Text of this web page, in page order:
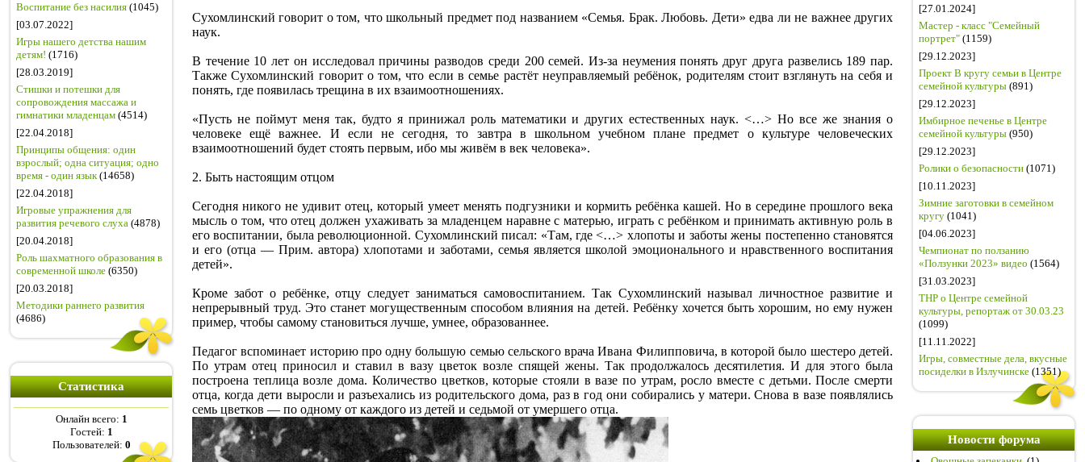
Воспитание без насилия (1045)
[03.07.2022]
Игры нашего детства нашим
детям! (1716)
[28.03.2019]
Стишки и потешки для
сопровождения массажа и
гимнатики младенцам (4514)
[22.04.2018]
Принципы общения: один
взрослый; одна ситуация; одно
время - один язык(14658)
[22.04.2018]
Игровые упражнения для
развития речевого слуха (4878)
[20.04.2018]
Роль шахматного образования в
современной школе (6350)
[20.03.2018]
Методики раннего развития
(4686)
Статистика
Онлайн всего: 1
Гостей: 1
Пользователей: 0
Сухомлинский говорит о том, что школьный предмет под названием «Семья. Брак. Любовь. Дети» едва ли не важнее других
наук.
В течение 10 лет он исследовал причины разводов среди 200 семей. Из-за неумения понять друг друга развелись 189 пар.
Также Сухомлинский говорит о том, что если в семье растёт неуправляемый ребёнок, родителям стоит взглянуть на себя и
понять, где появилась трещина в их взаимоотношениях.
«Пусть не поймут меня так, будто я принижал роль математики и других естественных наук. <…> Но все же знания о
человеке ещё важнее. И если не сегодня, то завтра в школьном учебном плане предмет о культуре человеческих
взаимоотношений будет стоять первым, ибо мы живём в век человека».
2. Быть настоящим отцом
Сегодня никого не удивит отец, который умеет менять подгузники и кормить ребёнка кашей. Но в середине прошлого века
мысль о том, что отец должен ухаживать за младенцем наравне с матерью, играть c ребёнком и принимать активную роль в
его воспитании, была революционной. Сухомлинский писал: «Там, где <…> хлопоты и заботы жены постепенно становятся
и его (отца — Прим. автора) хлопотами и заботами, семья является школой эмоционального и нравственного воспитания
детей».
Кроме забот о ребёнке, отцу следует заниматься самовоспитанием. Так Сухомлинский называл личностное развитие и
непрерывный труд. Это станет могущественным способом влияния на детей. Ребёнку хочется быть хорошим, но ему нужен
пример, чтобы самому становиться лучше, умнее, образованнее.
Педагог вспоминает историю про одну большую семью сельского врача Ивана Филипповича, в которой было шестеро детей.
По утрам отец приносил и ставил в вазу цветок возле спящей жены. Так продолжалось десятилетия. И для этого была
построена теплица возле дома. Количество цветков, которые стояли в вазе по утрам, росло вместе с детьми. После смерти
отца, когда дети выросли и разъехались из родительского дома, раз в год они собирались у матери. Снова в вазе появлялись
семь цветков — по одному от каждого из детей и седьмой от умершего отца.
[27.01.2024]
Мастер - класс "Семейный
портрет" (1159)
[29.12.2023]
Проект В кругу семьи в Центре
семейной культуры (891)
[29.12.2023]
Имбирное печенье в Центре
семейной культуры (950)
[29.12.2023]
Ролики о безопасности (1071)
[10.11.2023]
Зимние заготовки в семейном
кругу (1041)
[04.06.2023]
Чемпионат по ползанию
«Ползунки 2023» видео (1564)
[31.03.2023]
ТНР о Центре семейной
культуры, репортаж от 30.03.23
(1099)
[11.11.2022]
Игры, совместные дела, вкусные
посиделки в Излучинске (1351)
Новости форума